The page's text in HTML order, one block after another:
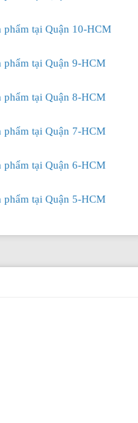
phẩm tại Quận 10-HCM
phẩm tại Quận 9-HCM
phẩm tại Quận 8-HCM
phẩm tại Quận 7-HCM
phẩm tại Quận 6-HCM
phẩm tại Quận 5-HCM